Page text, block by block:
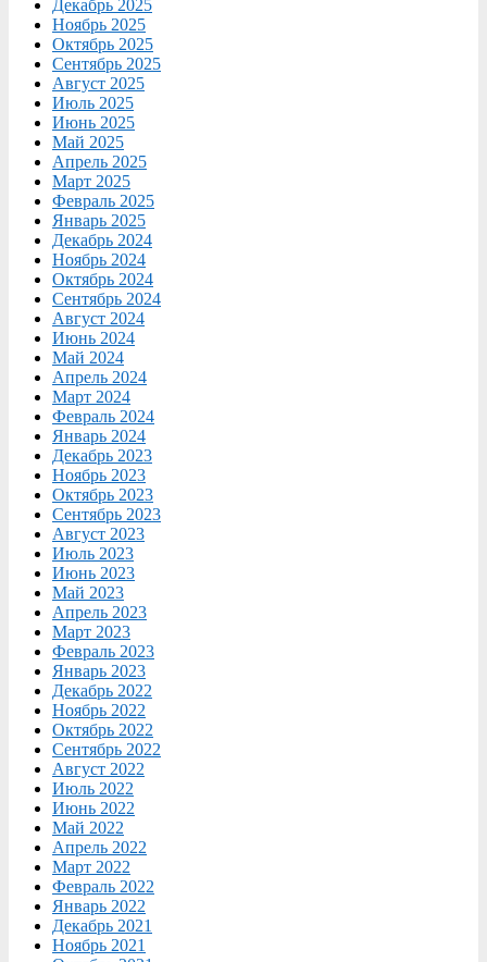
Декабрь 2025
Ноябрь 2025
Октябрь 2025
Сентябрь 2025
Август 2025
Июль 2025
Июнь 2025
Май 2025
Апрель 2025
Март 2025
Февраль 2025
Январь 2025
Декабрь 2024
Ноябрь 2024
Октябрь 2024
Сентябрь 2024
Август 2024
Июнь 2024
Май 2024
Апрель 2024
Март 2024
Февраль 2024
Январь 2024
Декабрь 2023
Ноябрь 2023
Октябрь 2023
Сентябрь 2023
Август 2023
Июль 2023
Июнь 2023
Май 2023
Апрель 2023
Март 2023
Февраль 2023
Январь 2023
Декабрь 2022
Ноябрь 2022
Октябрь 2022
Сентябрь 2022
Август 2022
Июль 2022
Июнь 2022
Май 2022
Апрель 2022
Март 2022
Февраль 2022
Январь 2022
Декабрь 2021
Ноябрь 2021